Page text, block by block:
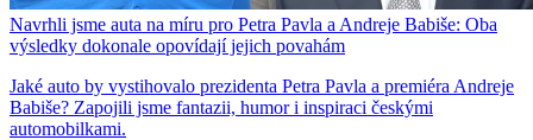
Navrhli jsme auta na míru pro Petra Pavla a Andreje Babiše: Oba
výsledky dokonale opovídají jejich povahám
Jaké auto by vystihovalo prezidenta Petra Pavla a premiéra Andreje
Babiše? Zapojili jsme fantazii, humor i inspiraci českými
automobilkami.